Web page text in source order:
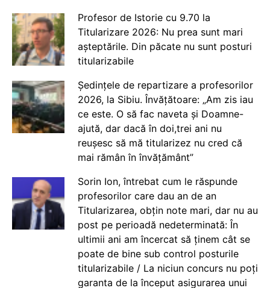
Profesor de Istorie cu 9.70 la
Titularizare 2026: Nu prea sunt mari
așteptările. Din păcate nu sunt posturi
titularizabile
Ședințele de repartizare a profesorilor
2026, la Sibiu. Învățătoare: „Am zis iau
ce este. O să fac naveta și Doamne-
ajută, dar dacă în doi,trei ani nu
reușesc să mă titularizez nu cred că
mai rămân în învățământ”
Sorin Ion, întrebat cum le răspunde
profesorilor care dau an de an
Titularizarea, obțin note mari, dar nu au
post pe perioadă nedeterminată: În
ultimii ani am încercat să ținem cât se
poate de bine sub control posturile
titularizabile / La niciun concurs nu poți
garanta de la început asigurarea unui